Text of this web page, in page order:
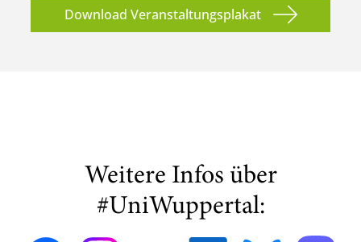
Download Veranstaltungsplakat
Weitere Infos über
#UniWuppertal: